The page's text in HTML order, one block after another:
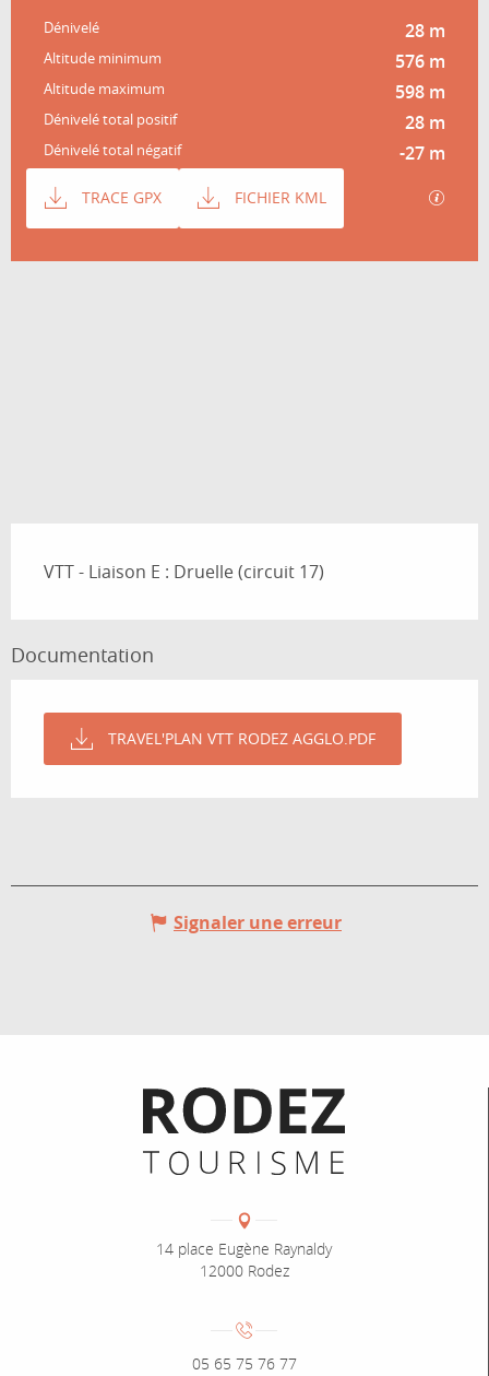
Dénivelé 28 m
Altitude minimum 576 m
Altitude maximum 598 m
Dénivelé total positif 28 m
Dénivelé total négatif -27 m
Documentation
TRACE GPX FICHIER KML
VTT - Liaison E : Druelle (circuit 17)
Documentation
TRAVEL'PLAN VTT RODEZ AGGLO.PDF
Signaler une erreur
Informations pratiques
Adresse :
14 place Eugène Raynaldy
12000 Rodez
Numéro de téléphone :
05 65 75 76 77